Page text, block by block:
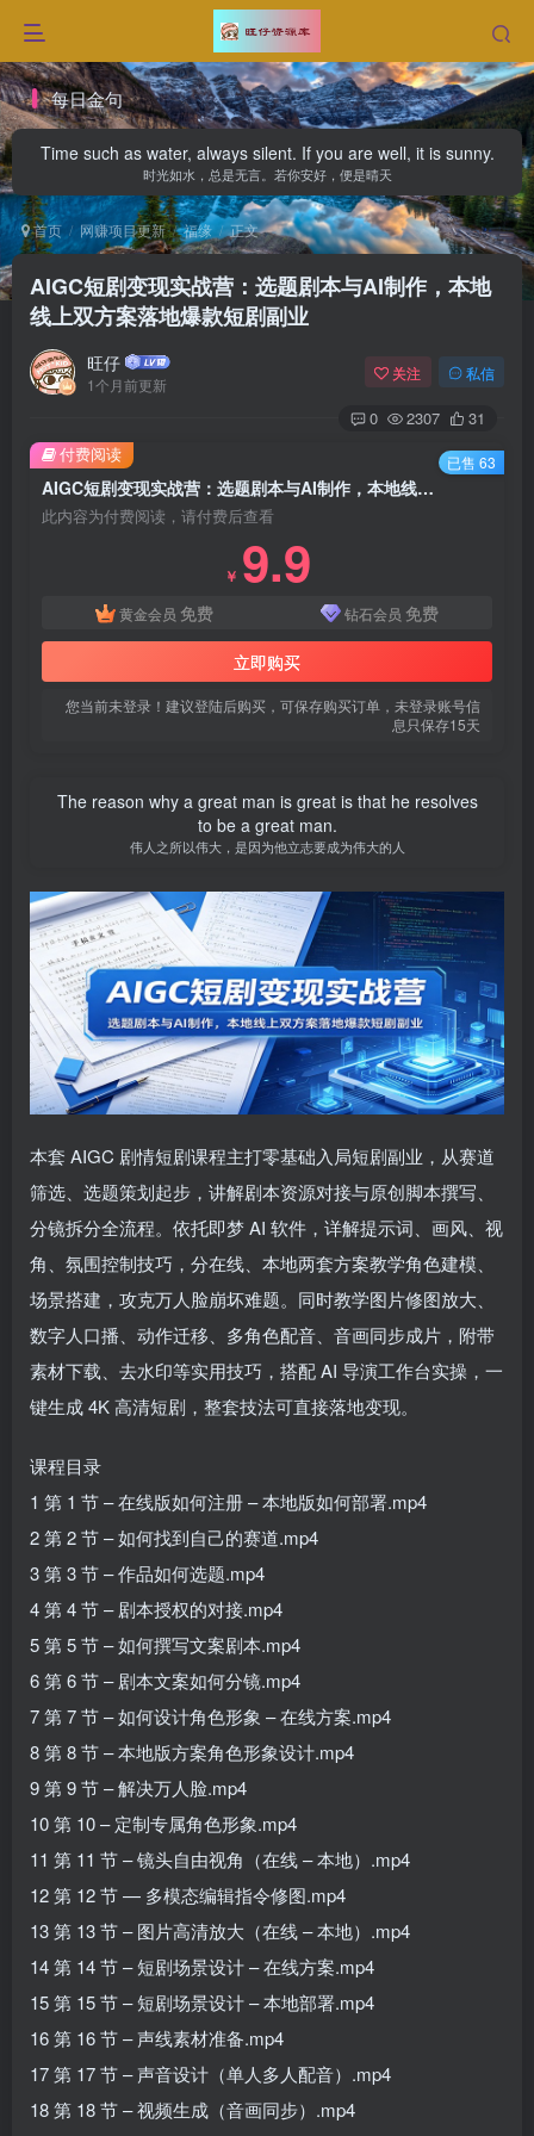
每日金句
Time such as water, always silent. If you are well, it is sunny.
时光如水，总是无言。若你安好，便是晴天
首页 网赚项目更新 福缘 正文
AIGC短剧变现实战营：选题剧本与AI制作，本地
线上双方案落地爆款短剧副业
旺仔
1个月前更新
关注 私信
0 2307 31
AIGC短剧变现实战营：选题剧本与AI制作，本地线上双方案落地爆款短剧副业
此内容为付费阅读，请付费后查看
￥ 9.9
黄金会员 免费 钻石会员 免费
立即购买
您当前未登录！建议登陆后购买，可保存购买订单，未登录账号信
息只保存15天
付费阅读 已售 63
The reason why a great man is great is that he resolves
to be a great man.
伟人之所以伟大，是因为他立志要成为伟大的人
本套 AIGC 剧情短剧课程主打零基础入局短剧副业，从赛道
筛选、选题策划起步，讲解剧本资源对接与原创脚本撰写、
分镜拆分全流程。依托即梦 AI 软件，详解提示词、画风、视
角、氛围控制技巧，分在线、本地两套方案教学角色建模、
场景搭建，攻克万人脸崩坏难题。同时教学图片修图放大、
数字人口播、动作迁移、多角色配音、音画同步成片，附带
素材下载、去水印等实用技巧，搭配 AI 导演工作台实操，一
键生成 4K 高清短剧，整套技法可直接落地变现。
课程目录
1 第 1 节 – 在线版如何注册 – 本地版如何部署.mp4
2 第 2 节 – 如何找到自己的赛道.mp4
3 第 3 节 – 作品如何选题.mp4
4 第 4 节 – 剧本授权的对接.mp4
5 第 5 节 – 如何撰写文案剧本.mp4
6 第 6 节 – 剧本文案如何分镜.mp4
7 第 7 节 – 如何设计角色形象 – 在线方案.mp4
8 第 8 节 – 本地版方案角色形象设计.mp4
9 第 9 节 – 解决万人脸.mp4
10 第 10 – 定制专属角色形象.mp4
11 第 11 节 – 镜头自由视角（在线 – 本地）.mp4
12 第 12 节 — 多模态编辑指令修图.mp4
13 第 13 节 – 图片高清放大（在线 – 本地）.mp4
14 第 14 节 – 短剧场景设计 – 在线方案.mp4
15 第 15 节 – 短剧场景设计 – 本地部署.mp4
16 第 16 节 – 声线素材准备.mp4
17 第 17 节 – 声音设计（单人多人配音）.mp4
18 第 18 节 – 视频生成（音画同步）.mp4